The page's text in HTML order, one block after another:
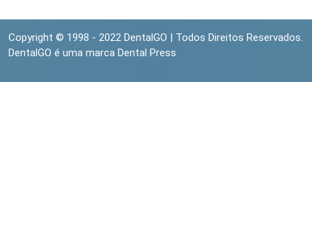
Copyright © 1998 - 2022 DentalGO | Todos Direitos Reservados.
DentalGO é uma marca Dental Press